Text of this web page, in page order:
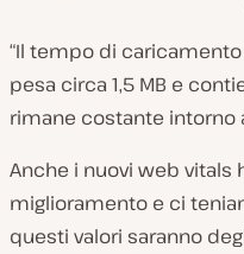
“Il tempo di
pesa circa 1,5 MB e
rimane costante intorno
Anche i nuovi web vitals
miglioramento e ci
questi valori saranno